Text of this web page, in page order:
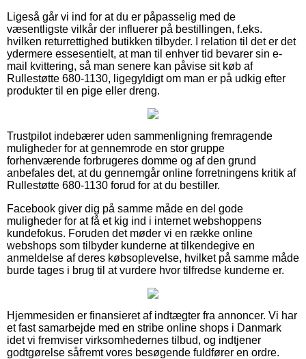
Ligeså går vi ind for at du er påpasselig med de
væsentligste vilkår der influerer på bestillingen, f.eks.
hvilken returrettighed butikken tilbyder. I relation til det er det
ydermere essesentielt, at man til enhver tid bevarer sin e-
mail kvittering, så man senere kan påvise sit køb af
Rullestøtte 680-1130, ligegyldigt om man er på udkig efter
produkter til en pige eller dreng.
Trustpilot indebærer uden sammenligning fremragende
muligheder for at gennemrode en stor gruppe
forhenværende forbrugeres domme og af den grund
anbefales det, at du gennemgår online forretningens kritik af
Rullestøtte 680-1130 forud for at du bestiller.
Facebook giver dig på samme måde en del gode
muligheder for at få et kig ind i internet webshoppens
kundefokus. Foruden det møder vi en række online
webshops som tilbyder kunderne at tilkendegive en
anmeldelse af deres købsoplevelse, hvilket på samme måde
burde tages i brug til at vurdere hvor tilfredse kunderne er.
Hjemmesiden er finansieret af indtægter fra annoncer. Vi har
et fast samarbejde med en stribe online shops i Danmark
idet vi fremviser virksomhedernes tilbud, og indtjener
godtgørelse såfremt vores besøgende fuldfører en ordre.